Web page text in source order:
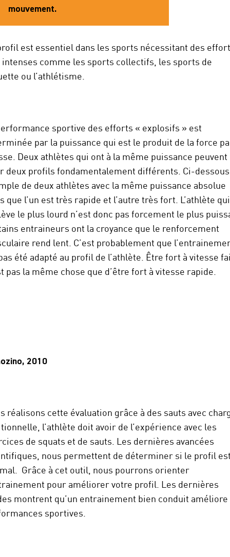
mouvement.
est essentiel dans les sports nécessitant des
intenses comme les sports collectifs, les sports de
ou l’athlétisme.
sportive des efforts « explosifs » est
par la puissance qui est le produit de la force
Deux athlètes qui ont à la même puissance peuvent
deux profils fondamentalement différents. Ci-
de deux athlètes avec la même puissance absolue
que l’un est très rapide et l’autre très fort. L’athlète qui
le plus lourd n’est donc pas forcement le plus
entraineurs ont la croyance que le renforcement
rend lent. C’est probablement que
été adapté au profil de l’athlète. Être fort à vitesse
pas la même chose que d’être fort à vitesse rapide.
2010
réalisons cette évaluation grâce à des sauts avec
l’athlète doit avoir de l’expérience avec les
de squats et de sauts. Les dernières avancées
nous permettent de déterminer si le profil
Grâce à cet outil, nous pourrons orienter
pour améliorer votre profil. Les dernières
montrent qu’un entrainement bien conduit améliore
sportives.